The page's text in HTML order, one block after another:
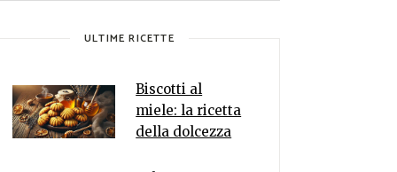
ULTIME RICETTE
Biscotti al
miele: la ricetta
della dolcezza